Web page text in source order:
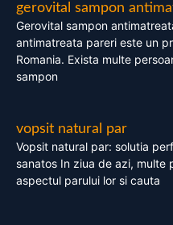
gerovital sampon
Gerovital sampon
antimatreata pareri este un
Romania. Exista multe
sampon
vopsit natural par
Vopsit natural par: solutia
sanatos In ziua de azi,
aspectul parului lor si cauta